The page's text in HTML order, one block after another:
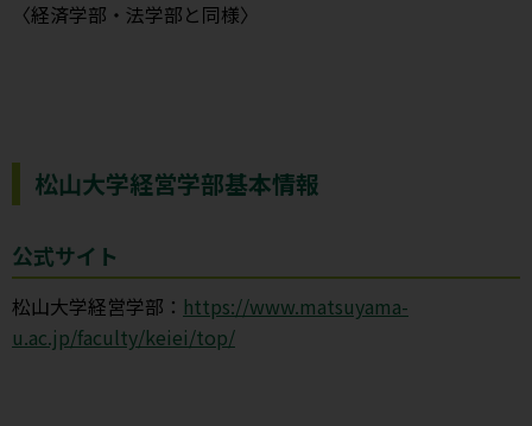
〈経済学部・法学部と同様〉
松山大学経営学部基本情報
公式サイト
松山大学経営学部： https://www.matsuyama-
u.ac.jp/faculty/keiei/top/